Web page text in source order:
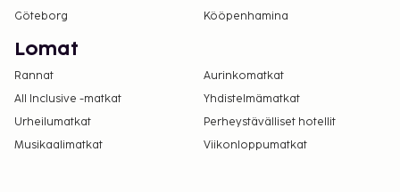
Göteborg
Kööpenhamina
Lomat
Rannat
Aurinkomatkat
All Inclusive -matkat
Yhdistelmämatkat
Urheilumatkat
Perheystävälliset hotellit
Musikaalimatkat
Viikonloppumatkat